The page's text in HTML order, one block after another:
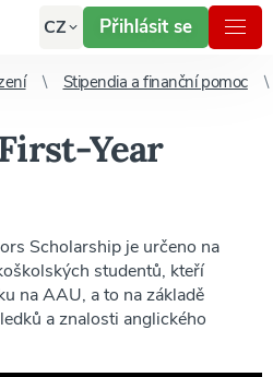
CZ Přihlásit se
Stipendia a finanční pomoc
Year
Scholarship je určeno na
studentů, kteří
na AAU, a to na základě
a znalosti anglického